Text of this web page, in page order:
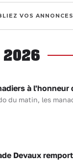
VOS
2026
à
du matin, les
Devaux